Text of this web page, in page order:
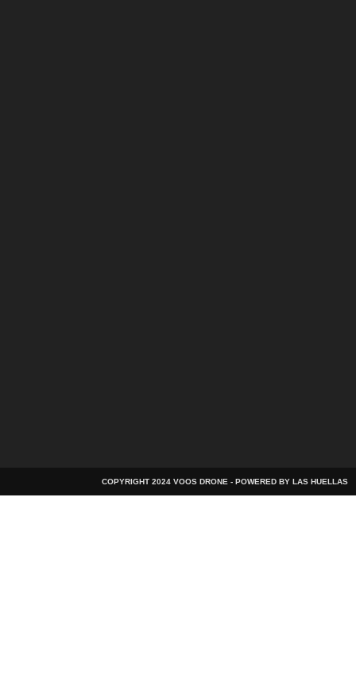
COPYRIGHT 2024 VOOS DRONE - POWERED BY LAS HUELLAS